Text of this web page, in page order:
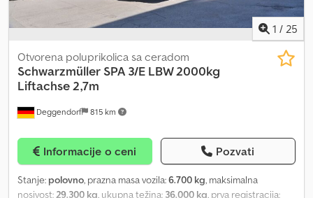
1 / 25
Deggendorf 815 km
Otvorena poluprikolica sa ceradom
Schwarzmüller SPA 3/E LBW 2000kg
Liftachse 2,7m
Informacije o ceni Pozvati
Stanje: polovno, prazna masa vozila:6.700 kg, maksimalna
nosivost:29.300 kg, ukupna težina: 36.000 kg, prva registracija: